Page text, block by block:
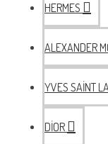
HERMES
ALEXANDER
YVES SAİNT
DİOR